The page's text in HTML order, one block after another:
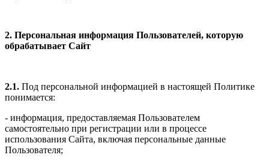
2. Персональная информация Пользователей, которую
обрабатывает Сайт
2.1. Под персональной информацией в настоящей Политике
понимается:
- информация, предоставляемая Пользователем
самостоятельно при регистрации или в процессе
использования Сайта, включая персональные данные
Пользователя;